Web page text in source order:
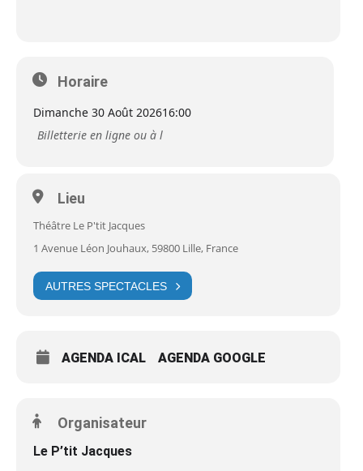
Horaire
Dimanche 30 Août 202616:00
Billetterie en ligne ou à l
Lieu
Théâtre Le P'tit Jacques
1 Avenue Léon Jouhaux, 59800 Lille, France
AUTRES SPECTACLES
AGENDA ICAL AGENDA GOOGLE
Organisateur
Le P’tit Jacques